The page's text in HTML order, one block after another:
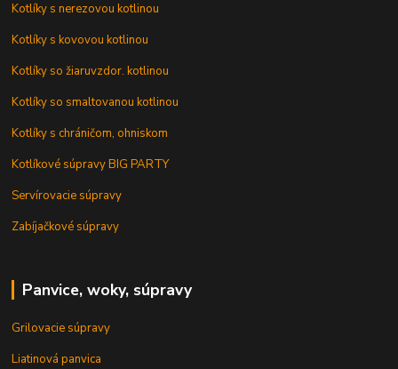
Kotlíky s nerezovou kotlinou
Kotlíky s kovovou kotlinou
Kotlíky so žiaruvzdor. kotlinou
Kotlíky so smaltovanou kotlinou
Kotlíky s chráničom, ohniskom
Kotlíkové súpravy BIG PARTY
Servírovacie súpravy
Zabíjačkové súpravy
Panvice, woky, súpravy
Grilovacie súpravy
Liatinová panvica